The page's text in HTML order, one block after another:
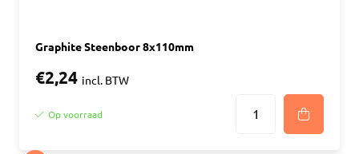
Graphite Steenboor 8x110mm
€2,24 incl. BTW
Op voorraad